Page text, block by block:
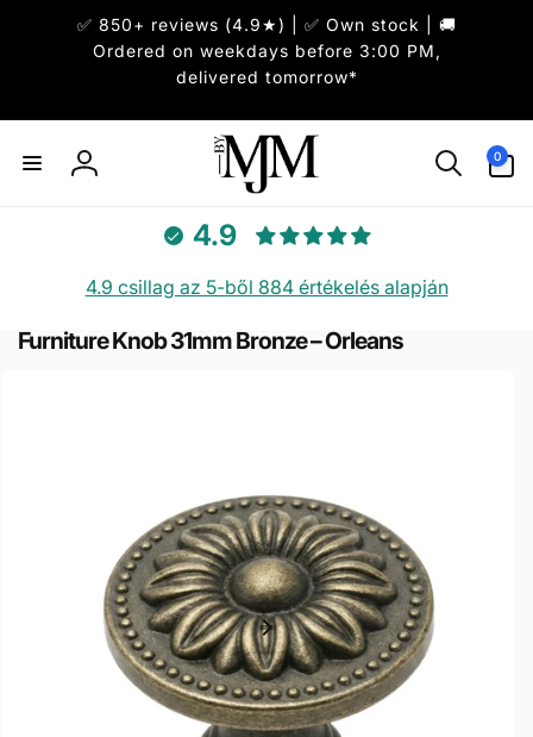
✅ 850+ reviews (4.9★) | ✅ Own stock | 🚚
Ordered on weekdays before 3:00 PM,
delivered tomorrow*
Bejelentkezés
0
elem
4.9
4.9 csillag az 5-ből 884 értékelés alapján
Furniture Knob 31mm Bronze – Orleans